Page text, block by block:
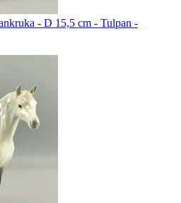
- D 15,5 cm - Tulpan -